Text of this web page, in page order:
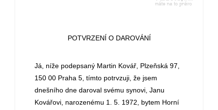
POTVRZENÍ O DAROVÁNÍ
Já, níže podepsaný Martin Kovář, Plzeňská 97,
150 00 Praha 5, tímto potrvzuji, že jsem
dnešního dne daroval svému synovi, Janu
Kovářovi, narozenému 1. 5. 1972, bytem Horní